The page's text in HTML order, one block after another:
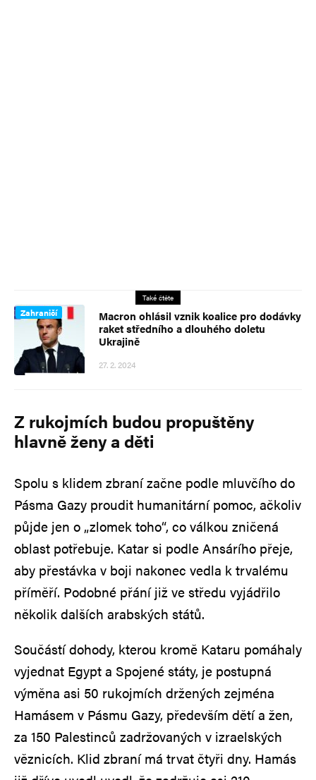
Také čtěte
Zahraničí
Macron ohlásil vznik koalice pro dodávky
raket středního a dlouhého doletu
Ukrajině
27. 2. 2024
Z rukojmích budou propuštěny
hlavně ženy a děti
Spolu s klidem zbraní začne podle mluvčího do
Pásma Gazy proudit humanitární pomoc, ačkoliv
půjde jen o „zlomek toho“, co válkou zničená
oblast potřebuje. Katar si podle Ansárího přeje,
aby přestávka v boji nakonec vedla k trvalému
příměří. Podobné přání již ve středu vyjádřilo
několik dalších arabských států.
Součástí dohody, kterou kromě Kataru pomáhaly
vyjednat Egypt a Spojené státy, je postupná
výměna asi 50 rukojmích držených zejména
Hamásem v Pásmu Gazy, především dětí a žen,
za 150 Palestinců zadržovaných v izraelských
věznicích. Klid zbraní má trvat čtyři dny. Hamás